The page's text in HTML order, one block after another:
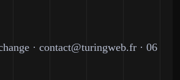
· contact@turingweb.fr · 06